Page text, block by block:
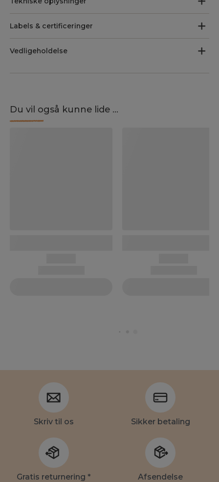
Labels & certificeringer
Vedligeholdelse
Du vil også kunne lide ...
Skriv til os Sikker betaling
Gratis returnering *
Afsendelse